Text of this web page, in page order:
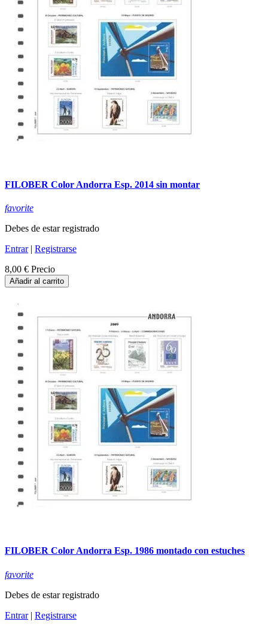
FILOBER Color Andorra Esp. 2014 sin montar
favorite
Debes de estar registrado
Entrar| Registrarse
8,00 € Precio
Añadir al carrito
FILOBER Color Andorra Esp. 1986 montado con estuches
favorite
Debes de estar registrado
Entrar| Registrarse